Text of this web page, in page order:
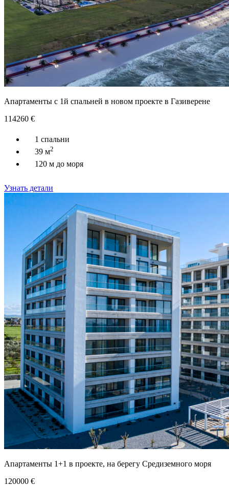
Апартаменты с 1й спальней в новом проекте в Газиверене
114260 €
1 спальни
39 м2
120 м до моря
Узнать детали
Апартаменты 1+1 в проекте, на берегу Средиземного моря
120000 €